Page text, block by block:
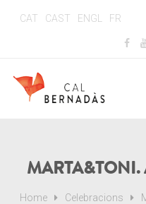
CAT CAST ENGL FR
MARTA&TONI.
Home Celebracions